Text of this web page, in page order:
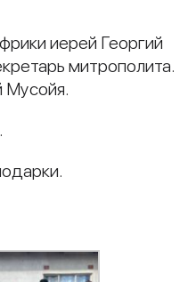
иерей Георгий
митрополита.
Мусойя.